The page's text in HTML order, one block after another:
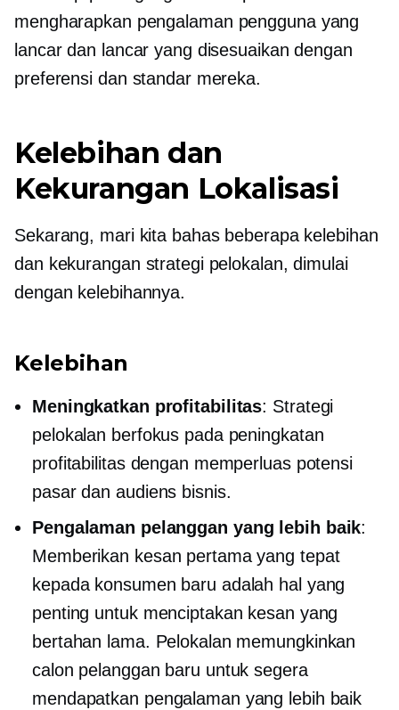
mengharapkan pengalaman pengguna yang
lancar dan lancar yang disesuaikan dengan
preferensi dan standar mereka.
Kelebihan dan
Kekurangan Lokalisasi
Sekarang, mari kita bahas beberapa kelebihan
dan kekurangan strategi pelokalan, dimulai
dengan kelebihannya.
Kelebihan
Meningkatkan profitabilitas: Strategi
pelokalan berfokus pada peningkatan
profitabilitas dengan memperluas potensi
pasar dan audiens bisnis.
Pengalaman pelanggan yang lebih baik:
Memberikan kesan pertama yang tepat
kepada konsumen baru adalah hal yang
penting untuk menciptakan kesan yang
bertahan lama. Pelokalan memungkinkan
calon pelanggan baru untuk segera
mendapatkan pengalaman yang lebih baik